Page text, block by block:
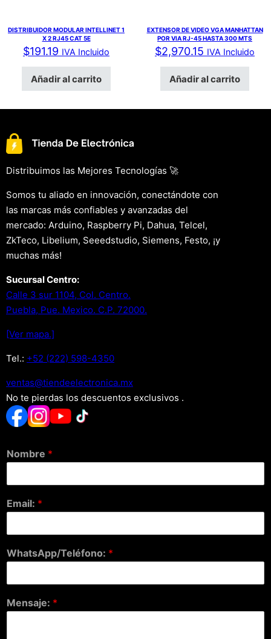
DISTRIBUIDOR MODULAR INTELLINET 1
X 2 RJ45 CAT 5E
$191.19 IVA Incluido
Añadir al carrito
EXTENSOR DE VIDEO VGA MANHATTAN
POR VIA RJ-45 HASTA 300 MTS
$2,970.15 IVA Incluido
Añadir al carrito
Distribuimos las Mejores Tecnologías 🚀
Somos tu aliado en innovación, conectándote con
las marcas más confiables y avanzadas del
mercado: Arduino, Raspberry Pi, Dahua, Telcel,
ZkTeco, Libelium, Seeedstudio, Siemens, Festo, ¡y
muchas más!
Sucursal Centro:
Calle 3 sur 1104, Col. Centro.
Puebla, Pue. Mexico. C.P. 72000.
[Ver mapa.]
Tel.: +52 (222) 598-4350
xm.acinortceleedneit@satnev
No te pierdas los descuentos exclusivos .
Nombre *
Email: *
WhatsApp/Teléfono: *
Mensaje: *